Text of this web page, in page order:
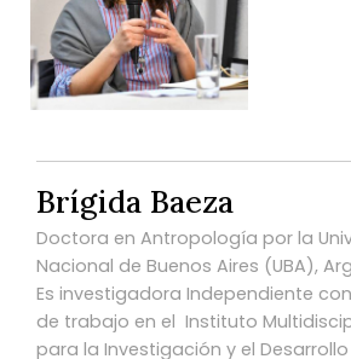
Brígida Baeza
Doctora en Antropología por la
Nacional de Buenos Aires (UBA),
Es investigadora Independiente
de trabajo en el Instituto
para la Investigación y el Desarrollo